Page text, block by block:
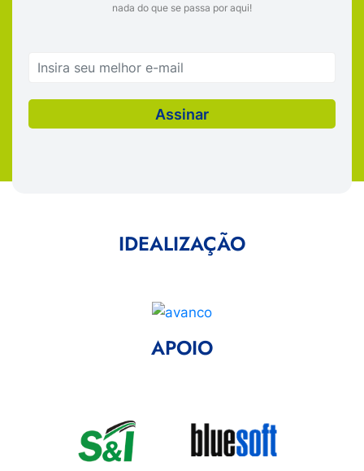
nada do que se passa por aqui!
IDEALIZAÇÃO
APOIO